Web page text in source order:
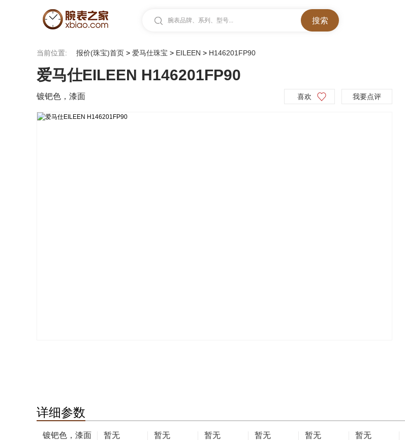
腕表品牌、系列、型号...
当前位置: 报价(珠宝)首页 > 爱马仕珠宝 > EILEEN > H146201FP90
爱马仕EILEEN H146201FP90
镀钯色，漆面 喜欢 我要点评
详细参数
镀钯色，漆面 暂无 暂无 暂无 暂无 暂无 暂无